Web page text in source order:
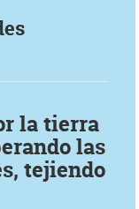
la tierra
las
tejiendo